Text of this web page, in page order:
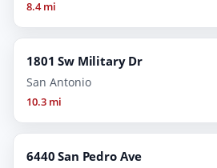
8.4 mi
1801 Sw Military Dr
San Antonio
10.3 mi
6440 San Pedro Ave